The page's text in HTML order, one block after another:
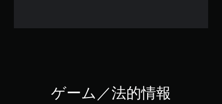
ゲーム／法的情報